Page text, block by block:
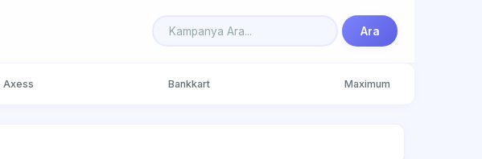
Ara
Axess Bankkart Maximum